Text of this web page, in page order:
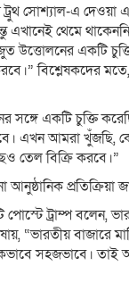
সোশ্যাল-এ দেওয়া
থেমে থাকেননি
উত্তোলনের একটি
বিশ্লেষকদের
সঙ্গে একটি চুক্তি
এখন আমরা খুঁজছি,
তেল বিক্রি করবে।”
প্রতিক্রিয়া
ট্রাম্প বলেন, ভারত
“ভারতীয় বাজারে
সহজভাবে। তাই